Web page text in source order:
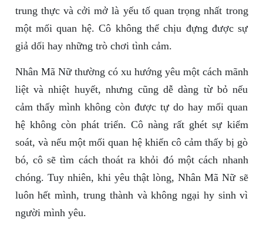
trung thực và cởi mở là yếu tố quan trọng nhất trong
một mối quan hệ. Cô không thể chịu đựng được sự
giả dối hay những trò chơi tình cảm.
Nhân Mã Nữ thường có xu hướng yêu một cách mãnh
liệt và nhiệt huyết, nhưng cũng dễ dàng từ bỏ nếu
cảm thấy mình không còn được tự do hay mối quan
hệ không còn phát triển. Cô nàng rất ghét sự kiểm
soát, và nếu một mối quan hệ khiến cô cảm thấy bị gò
bó, cô sẽ tìm cách thoát ra khỏi đó một cách nhanh
chóng. Tuy nhiên, khi yêu thật lòng, Nhân Mã Nữ sẽ
luôn hết mình, trung thành và không ngại hy sinh vì
người mình yêu.